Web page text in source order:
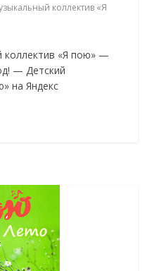
коллектив «Я
коллектив «Я пою» —
— Детский
на Яндекс